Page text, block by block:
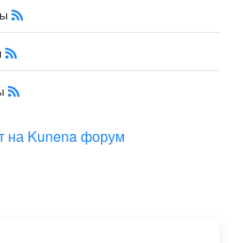
на Kunena форум